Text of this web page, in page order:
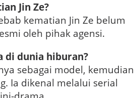
Jin Ze?
kematian Jin Ze belum
oleh pihak agensi.
di dunia hiburan?
sebagai model, kemudian
Ia dikenal melalui serial